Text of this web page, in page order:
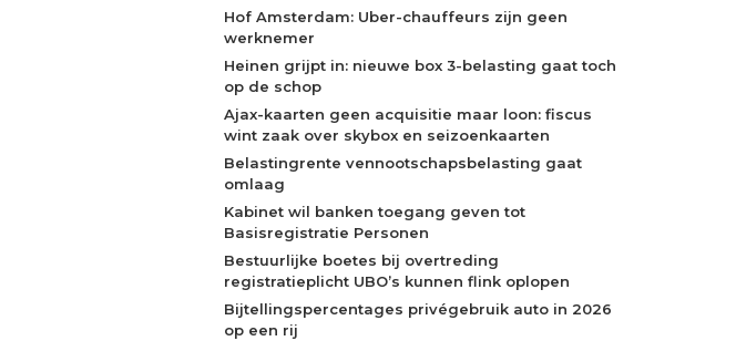
Hof Amsterdam: Uber-chauffeurs zijn geen
werknemer
Heinen grijpt in: nieuwe box 3-belasting gaat toch
op de schop
Ajax-kaarten geen acquisitie maar loon: fiscus
wint zaak over skybox en seizoenkaarten
Belastingrente vennootschapsbelasting gaat
omlaag
Kabinet wil banken toegang geven tot
Basisregistratie Personen
Bestuurlijke boetes bij overtreding
registratieplicht UBO’s kunnen flink oplopen
Bijtellingspercentages privégebruik auto in 2026
op een rij